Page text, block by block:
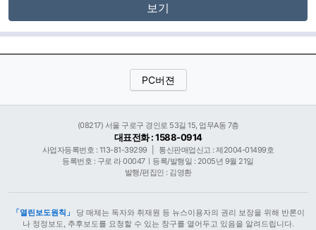
보기
PC버젼
(08217) 서울 구로구 경인로 53길 15, 업무A동 7층
대표전화 : 1588-0914
사업자등록번호 : 113-81-39299
통신판매업신고 : 제2004-01499호
등록번호 : 구로 라 00047ㅣ등록/발행일 : 2005년 9월 21일
발행/편집인 : 김영환
「열린보도원칙」
당 매체는 독자와 취재원 등 뉴스이용자의 권리 보장을 위해 반론이
나 정정보도, 추후보도를 요청할 수 있는 창구를 열어두고 있음을 알려드립니다.